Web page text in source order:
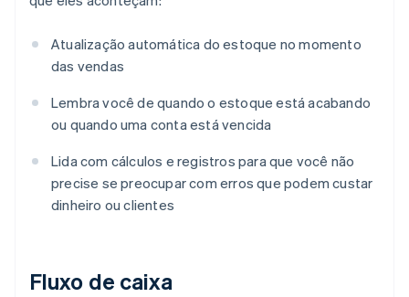
Atualização automática do estoque no momento
das vendas
Lembra você de quando o estoque está acabando
ou quando uma conta está vencida
Lida com cálculos e registros para que você não
precise se preocupar com erros que podem custar
dinheiro ou clientes
Fluxo de caixa